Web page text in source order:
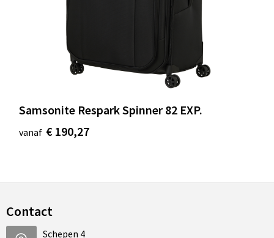
Samsonite Respark Spinner 82 EXP.
vanaf € 190,27
Contact
Schepen 4